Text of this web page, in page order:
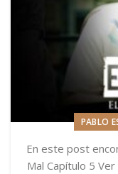
PABLO
En este post
Mal Capítulo 5